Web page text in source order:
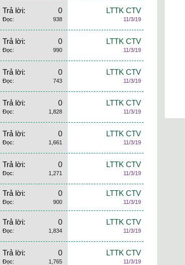
Trả lời: 0
Đọc: 938
LTTK CTV
11/3/19
Trả lời: 0
Đọc: 990
LTTK CTV
11/3/19
Trả lời: 0
Đọc: 743
LTTK CTV
11/3/19
Trả lời: 0
Đọc: 1,828
LTTK CTV
11/3/19
Trả lời: 0
Đọc: 1,661
LTTK CTV
11/3/19
Trả lời: 0
Đọc: 1,271
LTTK CTV
11/3/19
Trả lời: 0
Đọc: 900
LTTK CTV
11/3/19
Trả lời: 0
Đọc: 1,834
LTTK CTV
11/3/19
Trả lời: 0
Đọc: 1,765
LTTK CTV
11/3/19